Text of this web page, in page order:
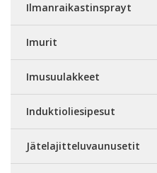
Ilmanraikastinsprayt
Imurit
Imusuulakkeet
Induktioliesipesut
Jätelajitteluvaunusetit